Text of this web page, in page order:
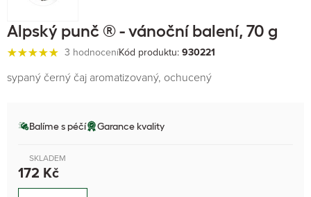
Alpský punč ® - vánoční balení, 70 g
3 hodnoceníKód produktu: 930221
sypaný černý čaj aromatizovaný, ochucený
Balíme s péčí Garance kvality
SKLADEM
172 Kč